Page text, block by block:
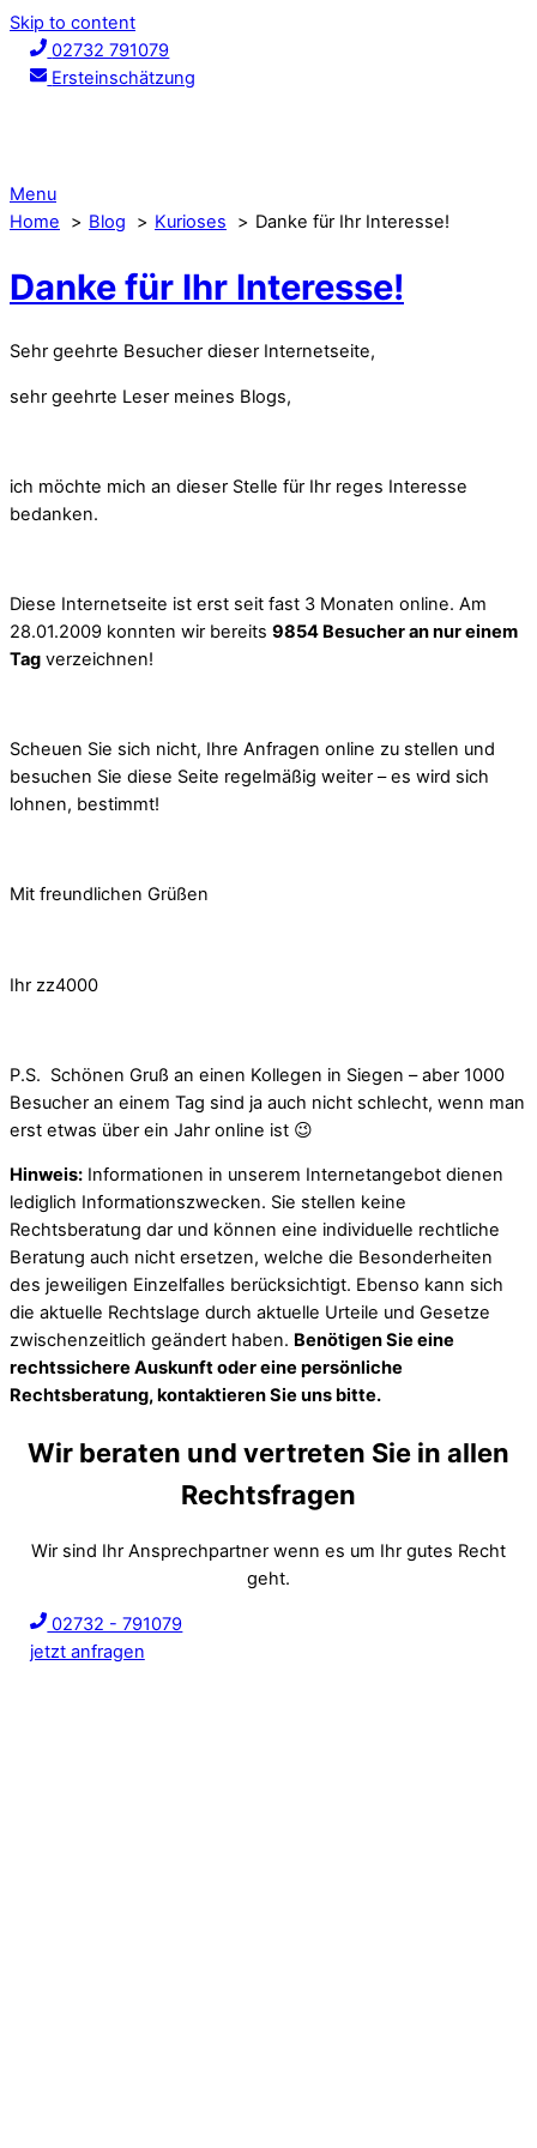
Skip to content
02732 791079
Ersteinschätzung
Menu
Home
Blog Kurioses Danke für Ihr Interesse!
Danke für Ihr Interesse!
Sehr geehrte Besucher dieser Internetseite,
sehr geehrte Leser meines Blogs,
ich möchte mich an dieser Stelle für Ihr reges Interesse
bedanken.
Diese Internetseite ist erst seit fast 3 Monaten online. Am
28.01.2009 konnten wir bereits 9854 Besucher an nur einem
Tag verzeichnen!
Scheuen Sie sich nicht, Ihre Anfragen online zu stellen und
besuchen Sie diese Seite regelmäßig weiter – es wird sich
lohnen, bestimmt!
Mit freundlichen Grüßen
Ihr zz4000
P.S. Schönen Gruß an einen Kollegen in Siegen – aber 1000
Besucher an einem Tag sind ja auch nicht schlecht, wenn man
erst etwas über ein Jahr online ist 😉
Hinweis: Informationen in unserem Internetangebot dienen
lediglich Informationszwecken. Sie stellen keine
Rechtsberatung dar und können eine individuelle rechtliche
Beratung auch nicht ersetzen, welche die Besonderheiten
des jeweiligen Einzelfalles berücksichtigt. Ebenso kann sich
die aktuelle Rechtslage durch aktuelle Urteile und Gesetze
zwischenzeitlich geändert haben. Benötigen Sie eine
rechtssichere Auskunft oder eine persönliche
Rechtsberatung, kontaktieren Sie uns bitte.
Wir beraten und vertreten Sie in allen
Rechtsfragen
Wir sind Ihr Ansprechpartner wenn es um Ihr gutes Recht
geht.
02732 - 791079
jetzt anfragen